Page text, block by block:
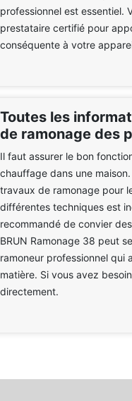
professionnel est essentiel.
prestataire certifié pour
conséquente à votre
Toutes les
de ramonage des
Il faut assurer le bon
chauffage dans une
travaux de ramonage pour
différentes techniques est
recommandé de convier
BRUN Ramonage 38 peut
ramoneur professionnel qui
matière. Si vous avez
directement.